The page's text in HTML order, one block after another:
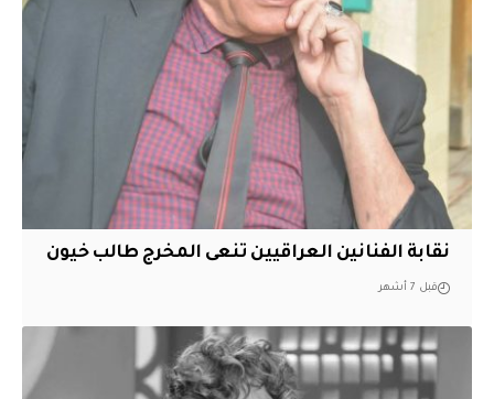
نقابة الفنانين العراقيين تنعى المخرج طالب خيون
قبل 7 أشهر